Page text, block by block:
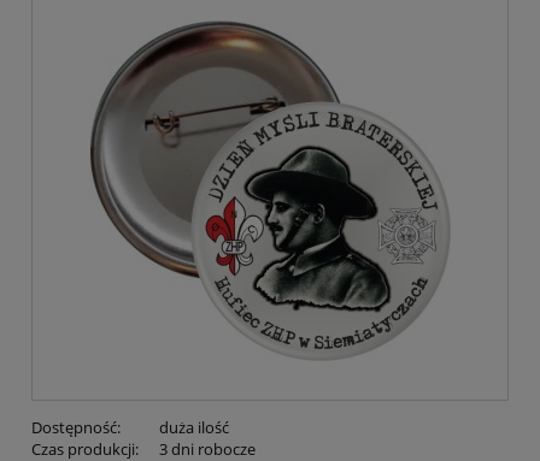
Dostępność:
duża ilość
Czas produkcji:
3 dni robocze